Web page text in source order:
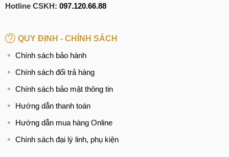
Hotline CSKH: 097.120.66.88
QUY ĐỊNH - CHÍNH SÁCH
Chính sách bảo hành
Chính sách đổi trả hàng
Chính sách bảo mật thông tin
Hướng dẫn thanh toán
Hướng dẫn mua hàng Online
Chính sách đại lý linh, phụ kiện